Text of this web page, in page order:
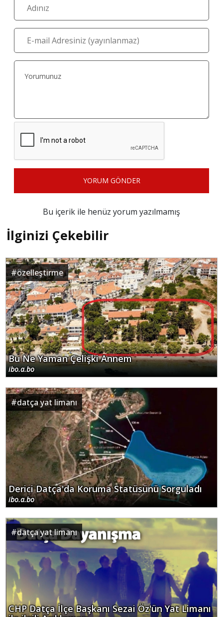
YORUM GÖNDER
İlginizi Çekebilir
#özelleştirme
Bu Ne Yaman Çelişki Annem
ibo.a.bo
#datça yat limanı
Derici Datça'da Koruma Statüsünü Sorguladı
ibo.a.bo
#datça yat limanı
CHP Datça İlçe Başkanı Sezai Öz'ün Yat Limanı
ile ilgili Açıklaması
ibo.a.bo